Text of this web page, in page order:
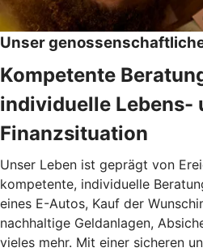
Unser
Kompetente
individuelle Lebens-
Finanzsituation
Unser Leben ist geprägt von
kompetente, individuelle
eines E-Autos, Kauf der
nachhaltige Geldanlagen,
vieles mehr. Mit einer sicheren